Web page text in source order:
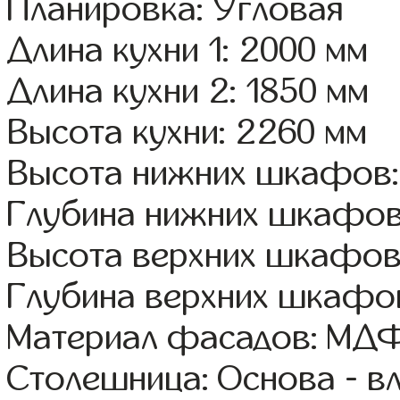
Планировка: Угловая
Длина кухни 1: 2000 мм
Длина кухни 2: 1850 мм
Высота кухни: 2260 мм
Высота нижних
Глубина нижних
Высота верхних
Глубина верхних
Материал фасадов:
Столешница: Основа -